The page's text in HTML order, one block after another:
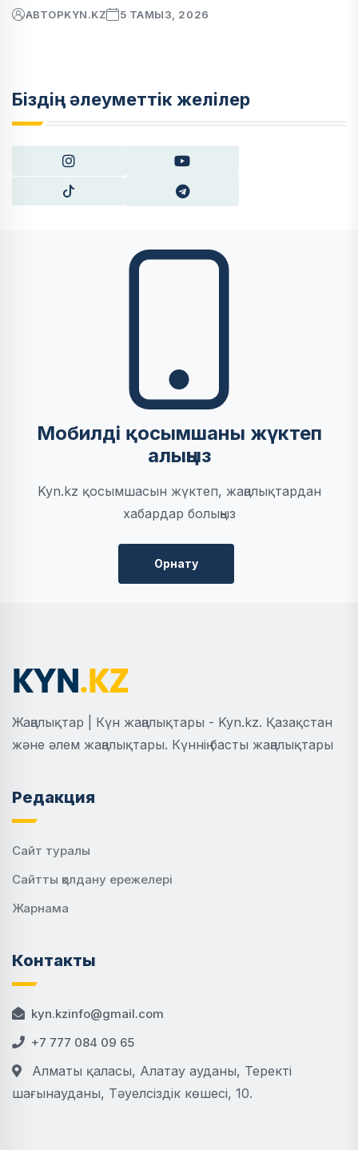
АВТОРKYN.KZ 5 ТАМЫЗ, 2026
Біздің әлеуметтік желілер
Мобилді қосымшаны жүктеп
алыңыз
Kyn.kz қосымшасын жүктеп, жаңалықтардан
хабардар болыңыз
Орнату
Жаңалықтар | Күн жаңалықтары - Kyn.kz. Қазақстан
және әлем жаңалықтары. Күннің басты жаңалықтары
Редакция
Сайт туралы
Сайтты қолдану ережелері
Жарнама
Контакты
kyn.kzinfo@gmail.com
+7 777 084 09 65
Алматы қаласы, Алатау ауданы, Теректі
шағынауданы, Тәуелсіздік көшесі, 10.